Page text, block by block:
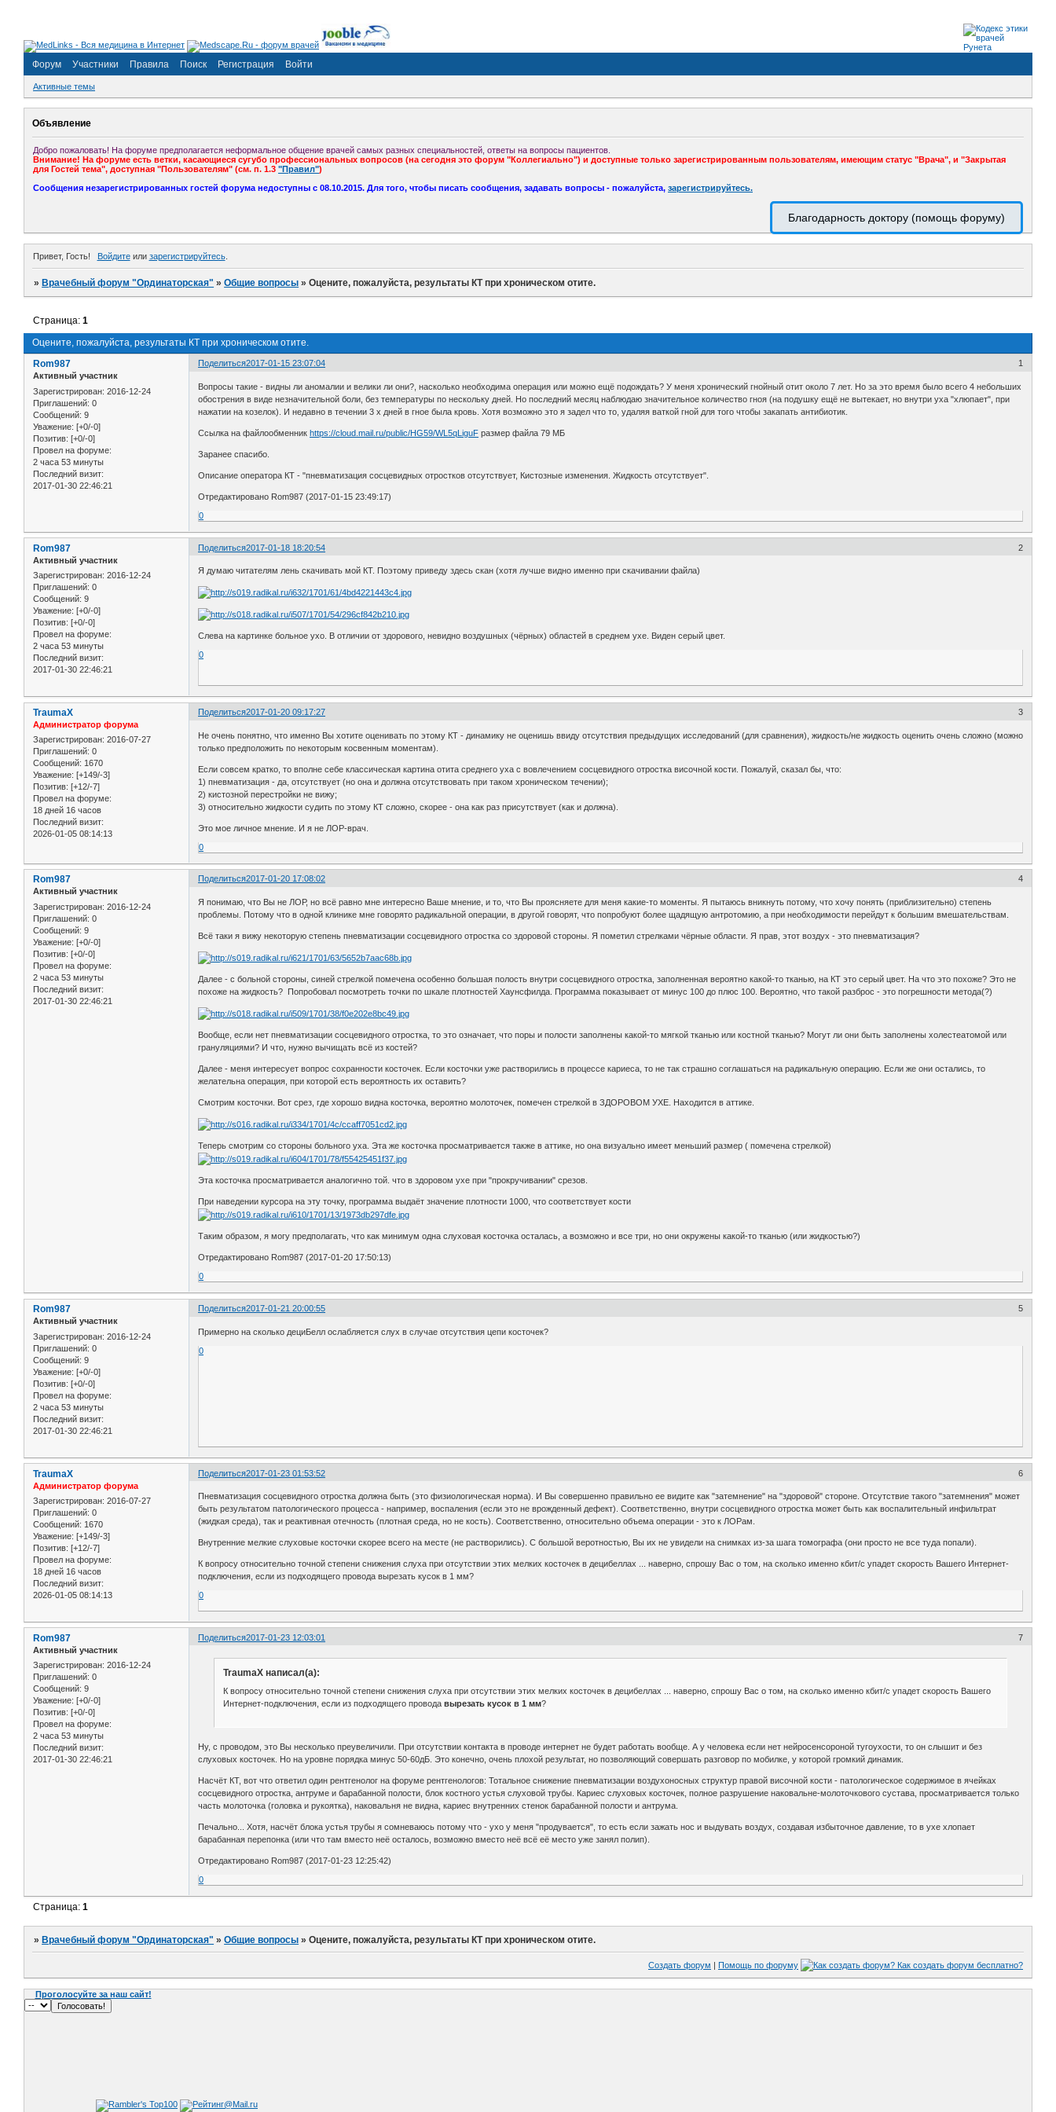
Форум Участники Правила Поиск Регистрация Войти
Активные темы
Объявление
Добро пожаловать! На форуме предполагается неформальное общение врачей самых разных специальностей, ответы на вопросы пациентов.
Внимание! На форуме есть ветки, касающиеся сугубо профессиональных вопросов (на сегодня это форум "Коллегиально") и доступные только зарегистрированным пользователям, имеющим статус "Врача", и "Закрытая
для Гостей тема", доступная "Пользователям" (см. п. 1.3 "Правил")
Сообщения незарегистрированных гостей форума недоступны с 08.10.2015. Для того, чтобы писать сообщения, задавать вопросы - пожалуйста, зарегистрируйтесь.
Благодарность доктору (помощь форуму)
Привет, Гость! Войдитеили зарегистрируйтесь.
» Врачебный форум "Ординаторская" »Общие вопросы »Оцените, пожалуйста, результаты КТ при хроническом отите.
Оцените, пожалуйста, результаты КТ при хроническом отите.
Страница:1
Поделиться 1
2017-01-15 23:07:04
Rom987
Активный участник
Зарегистрирован: 2016-12-24
Приглашений: 0
Сообщений: 9
Уважение: [+0/-0]
Позитив: [+0/-0]
Провел на форуме:
2 часа 53 минуты
Последний визит:
2017-01-30 22:46:21
Вопросы такие - видны ли аномалии и велики ли они?, насколько необходима операция или можно ещё подождать? У меня хронический гнойный отит около 7 лет. Но за это время было всего 4 небольших
обострения в виде незначительной боли, без температуры по нескольку дней. Но последний месяц наблюдаю значительное количество гноя (на подушку ещё не вытекает, но внутри уха "хлюпает", при
нажатии на козелок). И недавно в течении 3 х дней в гное была кровь. Хотя возможно это я задел что то, удаляя ваткой гной для того чтобы закапать антибиотик.
Ссылка на файлообменникhttps://cloud.mail.ru/public/HG59/WL5qLiguF размер файла 79 МБ
Заранее спасибо.
Описание оператора КТ - "пневматизация сосцевидных отростков отсутствует, Кистозные изменения. Жидкость отсутствует".
Отредактировано Rom987 (2017-01-15 23:49:17)
0
Поделиться 2
2017-01-18 18:20:54
Rom987
Активный участник
Зарегистрирован: 2016-12-24
Приглашений: 0
Сообщений: 9
Уважение: [+0/-0]
Позитив: [+0/-0]
Провел на форуме:
2 часа 53 минуты
Последний визит:
2017-01-30 22:46:21
Я думаю читателям лень скачивать мой КТ. Поэтому приведу здесь скан (хотя лучше видно именно при скачивании файла)
Слева на картинке больное ухо. В отличии от здорового, невидно воздушных (чёрных) областей в среднем ухе. Виден серый цвет.
0
Поделиться 3
2017-01-20 09:17:27
TraumaX
Администратор форума
Зарегистрирован: 2016-07-27
Приглашений: 0
Сообщений: 1670
Уважение: [+149/-3]
Позитив: [+12/-7]
Провел на форуме:
18 дней 16 часов
Последний визит:
2026-01-05 08:14:13
Не очень понятно, что именно Вы хотите оценивать по этому КТ - динамику не оценишь ввиду отсутствия предыдущих исследований (для сравнения), жидкость/не жидкость оценить очень сложно (можно
только предположить по некоторым косвенным моментам).
Если совсем кратко, то вполне себе классическая картина отита среднего уха с вовлечением сосцевидного отростка височной кости. Пожалуй, сказал бы, что:
1) пневматизация - да, отсутствует (но она и должна отсутствовать при таком хроническом течении);
2) кистозной перестройки не вижу;
3) относительно жидкости судить по этому КТ сложно, скорее - она как раз присутствует (как и должна).
Это мое личное мнение. И я не ЛОР-врач.
0
Поделиться 4
2017-01-20 17:08:02
Rom987
Активный участник
Зарегистрирован: 2016-12-24
Приглашений: 0
Сообщений: 9
Уважение: [+0/-0]
Позитив: [+0/-0]
Провел на форуме:
2 часа 53 минуты
Последний визит:
2017-01-30 22:46:21
Я понимаю, что Вы не ЛОР, но всё равно мне интересно Ваше мнение, и то, что Вы проясняете для меня какие-то моменты. Я пытаюсь вникнуть потому, что хочу понять (приблизительно) степень
проблемы. Потому что в одной клинике мне говорято радикальной операции, в другой говорят, что попробуют более щадящую антротомию, а при необходимости перейдут к большим вмешательствам.
Всё таки я вижу некоторую степень пневматизации сосцевидного отростка со здоровой стороны. Я пометил стрелками чёрные области. Я прав, этот воздух - это пневматизация?
Далее - с больной стороны, синей стрелкой помечена особенно большая полость внутри сосцевидного отростка, заполненная вероятно какой-то тканью, на КТ это серый цвет. На что это похоже? Это не
похоже на жидкость? Попробовал посмотреть точки по шкале плотностей Хаунсфилда. Программа показывает от минус 100 до плюс 100. Вероятно, что такой разброс - это погрешности метода(?)
Вообще, если нет пневматизации сосцевидного отростка, то это означает, что поры и полости заполнены какой-то мягкой тканью или костной тканью? Могут ли они быть заполнены холестеатомой или
грануляциями? И что, нужно вычищать всё из костей?
Далее - меня интересует вопрос сохранности косточек. Если косточки уже растворились в процессе кариеса, то не так страшно соглашаться на радикальную операцию. Если же они остались, то
желательна операция, при которой есть вероятность их оставить?
Смотрим косточки. Вот срез, где хорошо видна косточка, вероятно молоточек, помечен стрелкой в ЗДОРОВОМ УХЕ. Находится в аттике.
Теперь смотрим со стороны больного уха. Эта же косточка просматривается также в аттике, но она визуально имеет меньший размер ( помечена стрелкой)
Эта косточка просматривается аналогично той. что в здоровом ухе при "прокручивании" срезов.
При наведении курсора на эту точку, программа выдаёт значение плотности 1000, что соответствует кости
Таким образом, я могу предполагать, что как минимум одна слуховая косточка осталась, а возможно и все три, но они окружены какой-то тканью (или жидкостью?)
Отредактировано Rom987 (2017-01-20 17:50:13)
0
Поделиться 5
2017-01-21 20:00:55
Rom987
Активный участник
Зарегистрирован: 2016-12-24
Приглашений: 0
Сообщений: 9
Уважение: [+0/-0]
Позитив: [+0/-0]
Провел на форуме:
2 часа 53 минуты
Последний визит:
2017-01-30 22:46:21
Примерно на сколько дециБелл ослабляется слух в случае отсутствия цепи косточек?
0
Поделиться 6
2017-01-23 01:53:52
TraumaX
Администратор форума
Зарегистрирован: 2016-07-27
Приглашений: 0
Сообщений: 1670
Уважение: [+149/-3]
Позитив: [+12/-7]
Провел на форуме:
18 дней 16 часов
Последний визит:
2026-01-05 08:14:13
Пневматизация сосцевидного отростка должна быть (это физиологическая норма). И Вы совершенно правильно ее видите как "затемнение" на "здоровой" стороне. Отсутствие такого "затемнения" может
быть результатом патологического процесса - например, воспаления (если это не врожденный дефект). Соответственно, внутри сосцевидного отростка может быть как воспалительный инфильтрат
(жидкая среда), так и реактивная отечность (плотная среда, но не кость). Соответственно, относительно объема операции - это к ЛОРам.
Внутренние мелкие слуховые косточки скорее всего на месте (не растворились). С большой веротностью, Вы их не увидели на снимках из-за шага томографа (они просто не все туда попали).
К вопросу относительно точной степени снижения слуха при отсутствии этих мелких косточек в децибеллах ... наверно, спрошу Вас о том, на сколько именно кбит/с упадет скорость Вашего Интернет-
подключения, если из подходящего провода вырезать кусок в 1 мм?
0
Поделиться 7
2017-01-23 12:03:01
Rom987
Активный участник
Зарегистрирован: 2016-12-24
Приглашений: 0
Сообщений: 9
Уважение: [+0/-0]
Позитив: [+0/-0]
Провел на форуме:
2 часа 53 минуты
Последний визит:
2017-01-30 22:46:21
TraumaX написал(а):
К вопросу относительно точной степени снижения слуха при отсутствии этих мелких косточек в децибеллах ... наверно, спрошу Вас о том, на сколько именно кбит/с упадет скорость Вашего
Интернет-подключения, если из подходящего провода вырезать кусок в 1 мм?
Ну, с проводом, это Вы несколько преувеличили. При отсутствии контакта в проводе интернет не будет работать вообще. А у человека если нет нейросенсороной тугоухости, то он слышит и без
слуховых косточек. Но на уровне порядка минус 50-60дБ. Это конечно, очень плохой результат, но позволяющий совершать разговор по мобилке, у которой громкий динамик.
Насчёт КТ, вот что ответил один рентгенолог на форуме рентгенологов: Тотальное снижение пневматизации воздухоносных структур правой височной кости - патологическое содержимое в ячейках
сосцевидного отростка, антруме и барабанной полости, блок костного устья слуховой трубы. Кариес слуховых косточек, полное разрушение наковальне-молоточкового сустава, просматривается только
часть молоточка (головка и рукоятка), наковальня не видна, кариес внутренних стенок барабанной полости и антрума.
Печально... Хотя, насчёт блока устья трубы я сомневаюсь потому что - ухо у меня "продувается", то есть если зажать нос и выдувать воздух, создавая избыточное давление, то в ухе хлопает
барабанная перепонка (или что там вместо неё осталось, возможно вместо неё всё её место уже занял полип).
Отредактировано Rom987 (2017-01-23 12:25:42)
0
Страница:1
» Врачебный форум "Ординаторская" »Общие вопросы »Оцените, пожалуйста, результаты КТ при хроническом отите.
Создать форум | Помощь по форуму
Проголосуйте за наш сайт!